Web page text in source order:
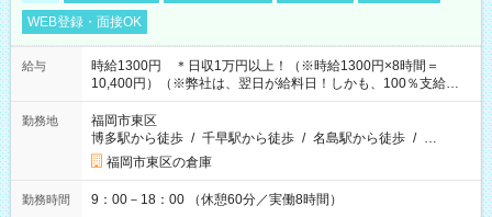
WEB登録・面接OK
給与
時給1300円 ＊日収1万円以上！（※時給1300円×8時間＝
10,400円）（※弊社は、翌日が給料日！しかも、100％支給な
ので働いた分がすぐにもらえる！）
勤務地
福岡市東区
博多駅から徒歩 / 千早駅から徒歩 / 名島駅から徒歩 / …
福岡市東区の倉庫
勤務時間 9：00－18：00 （休憩60分／実働8時間）